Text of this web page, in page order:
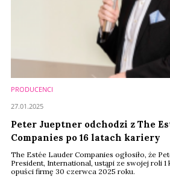
PRODUCENCI
Peter Jueptner odchodzi z The
Companies po 16 latach kariery
The Estée Lauder Companies ogłosiło, że
President, International, ustąpi ze swojej roli
opuści firmę 30 czerwca 2025 roku.
27.01.2025